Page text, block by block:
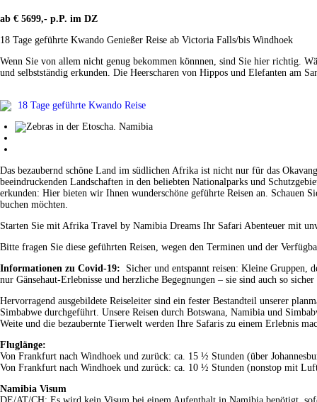
ab € 5699,- p.P. im DZ
18 Tage geführte Kwando Genießer Reise ab Victoria Falls/bis Windhoek
Wenn Sie von allem nicht genug bekommen könnnen, sind Sie hier richtig.
und selbstständig erkunden. Die Heerscharen von Hippos und Elefanten am
18 Tage geführte Kwando Reise
Das bezaubernd schöne Land im südlichen Afrika ist nicht nur für das
beeindruckenden Landschaften in den beliebten Nationalparks und
erkunden: Hier bieten wir Ihnen wunderschöne geführte Reisen an. Schauen
buchen möchten.
Starten Sie mit Afrika Travel by Namibia Dreams Ihr Safari Abenteuer mit
Bitte fragen Sie diese geführten Reisen, wegen den Terminen und der
Informationen zu Covid-19: Sicher und entspannt reisen: Kleine Gruppen,
nur Gänsehaut-Erlebnisse und herzliche Begegnungen – sie sind auch so sicher
Hervorragend ausgebildete Reiseleiter sind ein fester Bestandteil unserer
Simbabwe durchgeführt. Unsere Reisen durch Botswana, Namibia und
Weite und die bezaubernte Tierwelt werden Ihre Safaris zu einem Erlebnis
Fluglänge:
Von Frankfurt nach Windhoek und zurück: ca. 15 ½ Stunden (über
Von Frankfurt nach Windhoek und zurück: ca. 10 ½ Stunden (nonstop mit
Namibia Visum